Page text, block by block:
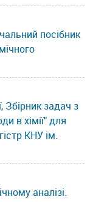
посібник
Збірник задач з
в хімії" для
КНУ ім.
аналізі.